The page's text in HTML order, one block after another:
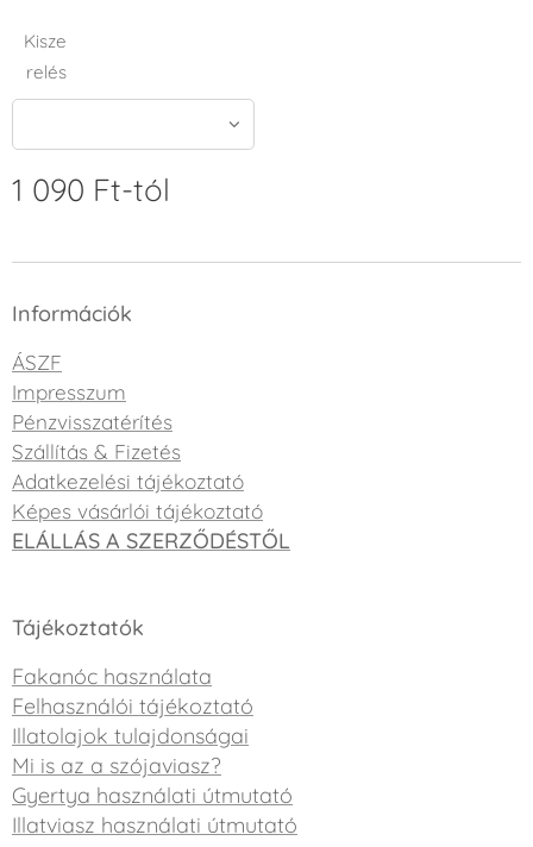
Kisze
relés
1 090 Ft-tól
Információk
ÁSZF
Impresszum
Pénzvisszatérítés
Szállítás & Fizetés
Adatkezelési tájékoztató
Képes vásárlói tájékoztató
ELÁLLÁS A SZERZŐDÉSTŐL
Tájékoztatók
Fakanóc használata
Felhasználói tájékoztató
Illatolajok tulajdonságai
Mi is az a szójaviasz?
Gyertya használati útmutató
Illatviasz használati útmutató